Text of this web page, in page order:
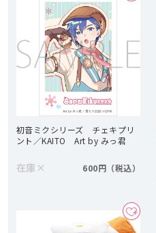
初音ミクシリーズ チェキプリ
ント／KAITO Art by みっ君
在庫 × 600円